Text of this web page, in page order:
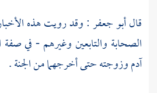
قالأبو جعفر :وقد رويت هذه
الصحابة والتابعين وغيرهم - في
آدموزوجته حتى أخرجهما من الجنة .